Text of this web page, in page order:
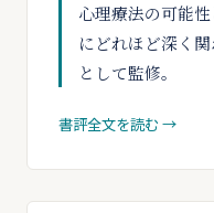
心理療法の可能
にどれほど深く
として監修。
書評全文を読む →